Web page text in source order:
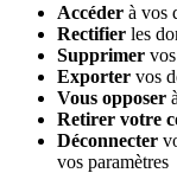
Accéder à vos
Rectifier les
Supprimer
Exporter vos
Vous opposer
Retirer votre
Déconnecter
vos paramètres